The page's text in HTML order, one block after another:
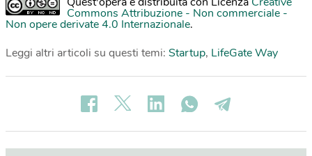
Commons Attribuzione - Non commerciale -
Non opere derivate 4.0 Internazionale.
Leggi altri articoli su questi temi: Startup, LifeGate Way